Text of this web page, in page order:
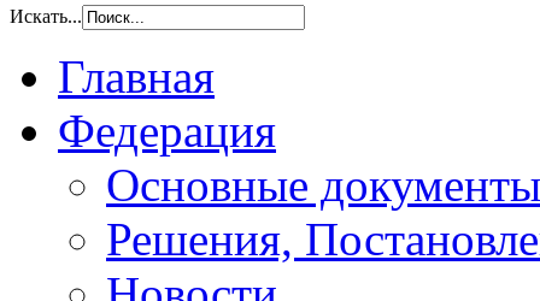
Искать...
Главная
Федерация
Основные документы
Решения,